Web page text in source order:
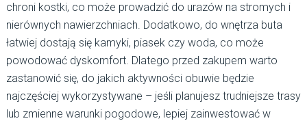
chroni kostki, co może prowadzić do urazów na stromych i
nierównych nawierzchniach. Dodatkowo, do wnętrza buta
łatwiej dostają się kamyki, piasek czy woda, co może
powodować dyskomfort. Dlatego przed zakupem warto
zastanowić się, do jakich aktywności obuwie będzie
najczęściej wykorzystywane – jeśli planujesz trudniejsze trasy
lub zmienne warunki pogodowe, lepiej zainwestować w